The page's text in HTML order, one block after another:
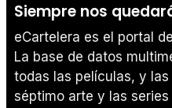
Siempre nos
eCartelera es el portal
La base de datos
todas las películas, y
séptimo arte y las